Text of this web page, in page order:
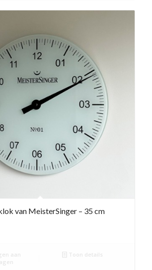
van MeisterSinger – 35 cm
aan
Toon details